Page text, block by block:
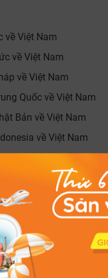
về Việt Nam
về Việt Nam
về Việt Nam
Quốc về Việt Nam
Bản về Việt Nam
về Việt Nam
về Việt Nam
Mạch về Việt Nam